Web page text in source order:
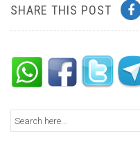
SHARE THIS POST